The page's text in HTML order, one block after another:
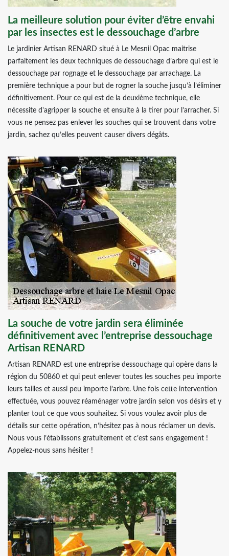
La meilleure solution pour éviter d’être envahi
par les insectes est le dessouchage d’arbre
Le jardinier Artisan RENARD situé à Le Mesnil Opac maitrise
parfaitement les deux techniques de dessouchage d’arbre qui est le
dessouchage par rognage et le dessouchage par arrachage. La
première technique a pour but de rogner la souche jusqu’à l’éliminer
définitivement. Pour ce qui est de la deuxième technique, elle
nécessite d'agripper la souche et ensuite à la tirer pour l’arracher. Si
vous ne pensez pas enlever les souches qui se trouvent dans votre
jardin, sachez qu’elles peuvent causer divers dégâts.
La souche de votre jardin sera éliminée
définitivement avec l’entreprise dessouchage
Artisan RENARD
Artisan RENARD est une entreprise dessouchage qui opère dans la
région du 50860 et qui peut enlever toutes les souches peu importe
leurs tailles et aussi peu importe l’arbre. Une fois cette intervention
effectuée, vous pouvez réaménager votre jardin selon vos désirs et y
planter tout ce que vous souhaitez. Si vous voulez avoir plus de
détails sur cette opération, n’hésitez pas à nous réclamer un devis.
Nous vous l’établissons gratuitement et c’est sans engagement !
Appelez-nous sans hésiter !